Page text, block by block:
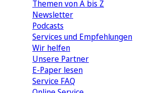
Themen von A bis Z
Newsletter
Podcasts
Services und Empfehlungen
Wir helfen
Unsere Partner
E-Paper lesen
Service FAQ